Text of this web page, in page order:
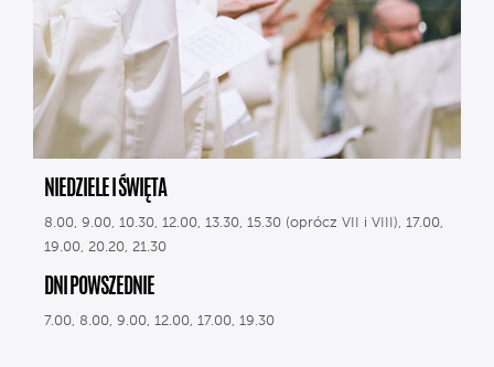
NIEDZIELE I ŚWIĘTA
8.00, 9.00, 10.30, 12.00, 13.30, 15.30 (oprócz VII i VIII), 17.00,
19.00, 20.20, 21.30
DNI POWSZEDNIE
7.00, 8.00, 9.00, 12.00, 17.00, 19.30